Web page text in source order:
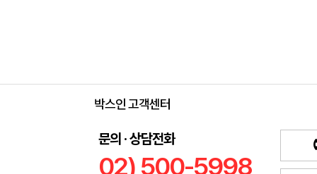
박스인 고객센터
문의 · 상담전화
02) 500-5998